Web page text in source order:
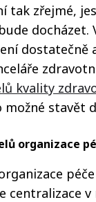
tak zřejmé,
docházet.
dostatečně
kvality
stavět
organizace
centralizace